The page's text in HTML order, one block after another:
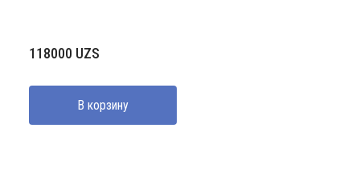
118000 UZS
В корзину